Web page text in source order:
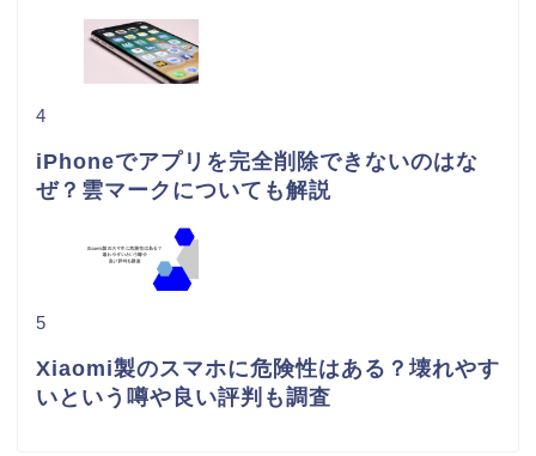
4
iPhoneでアプリを完全削除できないのはな
ぜ？雲マークについても解説
5
Xiaomi製のスマホに危険性はある？壊れやす
いという噂や良い評判も調査